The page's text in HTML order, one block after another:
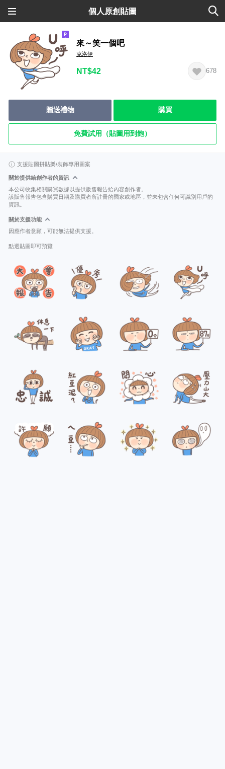
個人原創貼圖
來～笑一個吧
克洛伊
NT$42 678
贈送禮物 購買
免費試用（貼圖用到飽）
支援貼圖拼貼樂/裝飾專用圖案
關於提供給創作者的資訊
本公司收集相關購買數據以提供販售報告給內容創作者。
該販售報告包含購買日期及購買者所註冊的國家或地區，並未包含任何可識別用戶的
資訊。
關於支援功能
因應作者意願，可能無法提供支援。
點選貼圖即可預覽